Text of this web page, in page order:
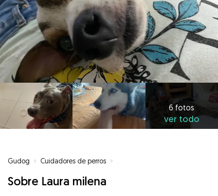
6 fotos
ver todo
Gudog » Cuidadores de perros »
Sobre Laura milena